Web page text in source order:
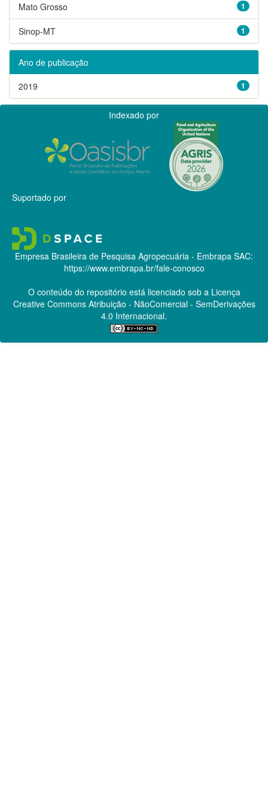
1
Mato Grosso
1
Sinop-MT
Ano de publicação
1
2019
Indexado por
Suportado por
Empresa Brasileira de Pesquisa Agropecuária - Embrapa SAC:
https://www.embrapa.br/fale-conosco
O conteúdo do repositório está licenciado sob a Licença
Creative CommonsAtribuição - NãoComercial - SemDerivações
4.0 Internacional.